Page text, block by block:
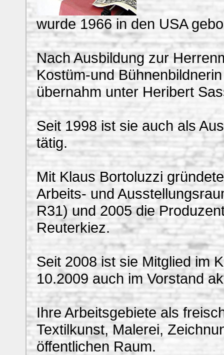
wurde 1966 in den USA
Nach Ausbildung zur
Kostüm-und
übernahm unter Heribert
Seit 1998 ist sie auch als
tätig.
Mit Klaus Bortoluzzi
Arbeits- und
R31) und 2005 die
Reuterkiez.
Seit 2008 ist sie Mitglied im
10.2009 auch im Vorstand
Ihre Arbeitsgebiete als
Textilkunst, Malerei,
öffentlichen Raum.